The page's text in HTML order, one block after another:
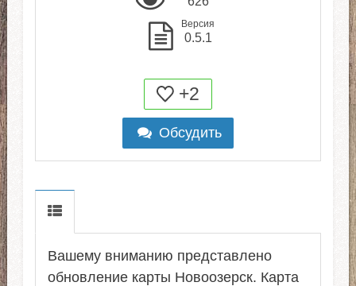
Версия
0.5.1
+2
Обсудить
Вашему вниманию представленo
обновление карты Новоозерск. Карта